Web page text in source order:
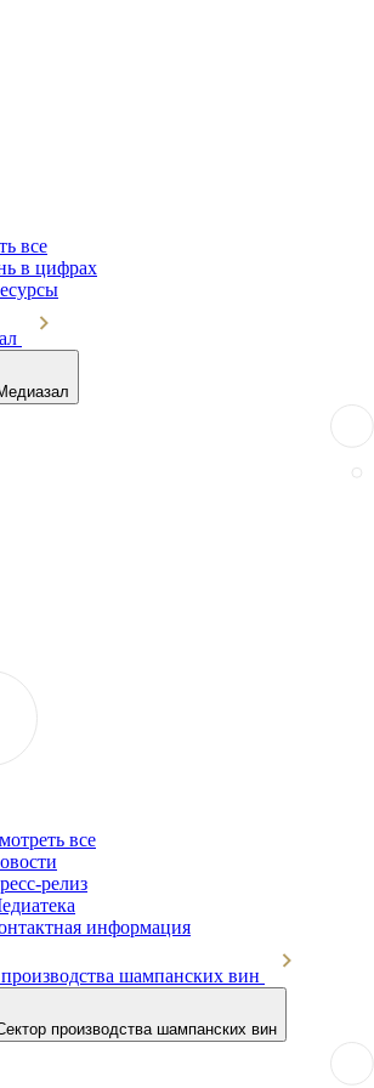
все
в цифрах
все
релиз
информация
шампанских вин
производства шампанских вин